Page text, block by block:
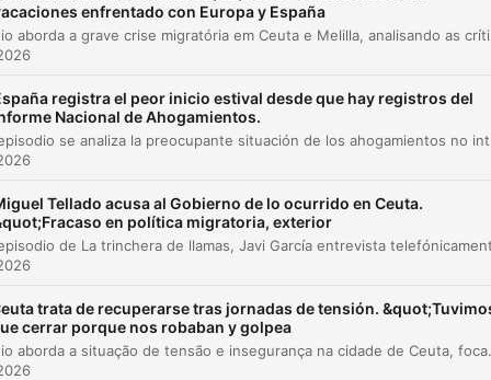
totalidade
00:03:18
00:03:49 A inclinação orbital e a ocorrência de eclipses
00:05:11 Impactos do eclipse na fauna e flora
00:06:22 O turismo de eclipses e o trabalho do
clic en un capítulo para ir directamente a ese momento
enfrentado con Europa y España
registra el peor inicio estival desde que hay registros del
Nacional de Ahogamientos.
Tellado acusa al Gobierno de lo ocurrido en Ceuta.
en política migratoria, exterior
trata de recuperarse tras jornadas de tensión.
cerrar porque nos robaban y golpea
O episódio aborda a situação de tensão e insegurança na cidade de Ceuta, focando no relato de Mari